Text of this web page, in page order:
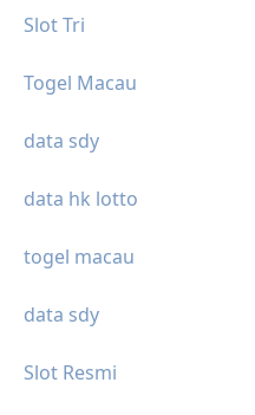
Slot Tri
Togel Macau
data sdy
data hk lotto
togel macau
data sdy
Slot Resmi